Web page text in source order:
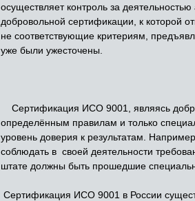
осуществляет контроль за
добровольной сертификации, к которой
не соответствующие критериям,
уже были ужесточены.
Сертификация ИСО 9001, являясь
определённым правилам и только
уровень доверия к результатам.
соблюдать в своей деятельности
штате должны быть прошедшие
Сертификация ИСО 9001 в России